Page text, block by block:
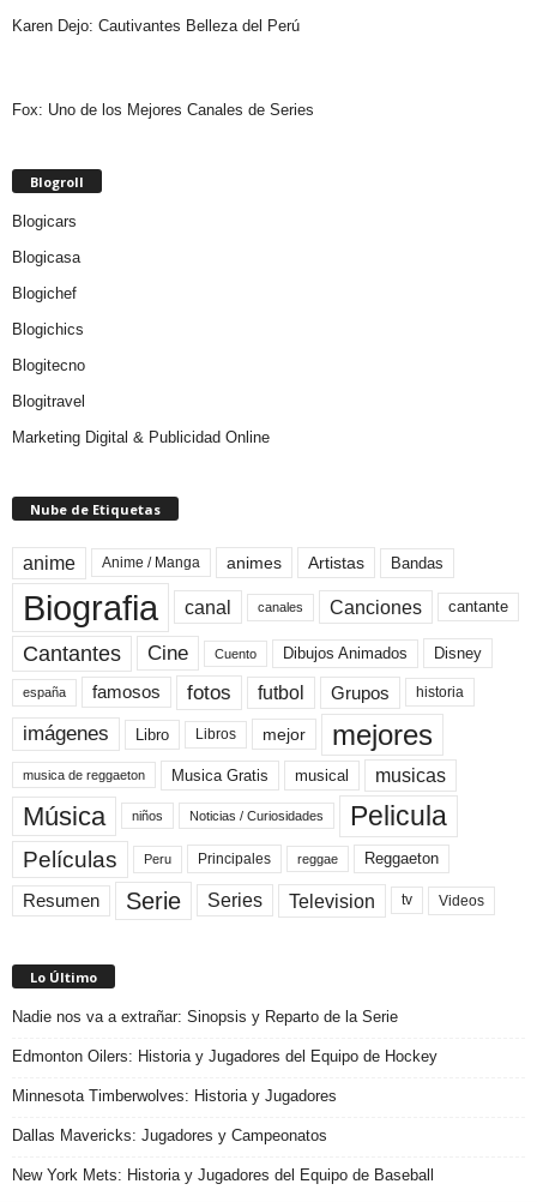
Karen Dejo: Cautivantes Belleza del Perú
Fox: Uno de los Mejores Canales de Series
Blogroll
Blogicars
Blogicasa
Blogichef
Blogichics
Blogitecno
Blogitravel
Marketing Digital & Publicidad Online
Nube de Etiquetas
anime Anime / Manga animes Artistas Bandas
Biografia canal canales Canciones cantante
Cantantes Cine Cuento Dibujos Animados Disney
españa famosos fotos futbol Grupos historia
imágenes Libro Libros mejor mejores
musica de reggaeton Musica Gratis musical musicas
Música niños Noticias / Curiosidades Pelicula
Películas Peru Principales reggae Reggaeton
Resumen Serie Series Television tv Videos
Lo Último
Nadie nos va a extrañar: Sinopsis y Reparto de la Serie
Edmonton Oilers: Historia y Jugadores del Equipo de Hockey
Minnesota Timberwolves: Historia y Jugadores
Dallas Mavericks: Jugadores y Campeonatos
New York Mets: Historia y Jugadores del Equipo de Baseball